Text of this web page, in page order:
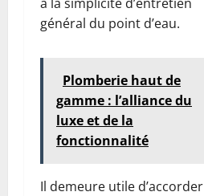
général du point d’eau.
Plomberie haut de
gamme : l’alliance du
luxe et de la
fonctionnalité
Il demeure utile d’accorder